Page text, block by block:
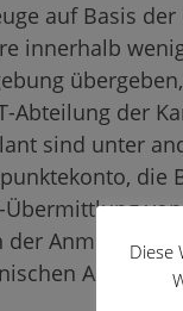
auf Basis
innerhalb
Abteilung der
sind unter
die
AnmeldungDiese